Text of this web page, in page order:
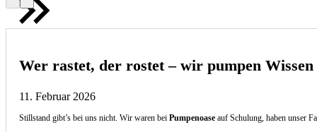
Wer rastet, der rostet – wir pumpen
11. Februar 2026
Stillstand gibt’s bei uns nicht. Wir waren beiPumpenoase auf Schulung, haben unser